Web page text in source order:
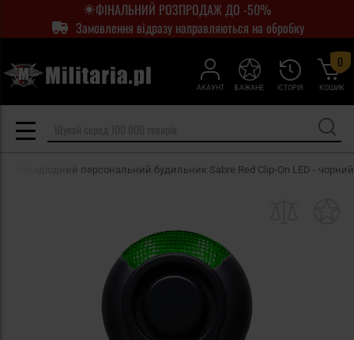
ФІНАЛЬНИЙ РОЗПРОДАЖ ДО -50%
Замовлення відразу направляються на обробку
АКАУНТ ІСТОРІЯ
БАЖАНЕ КОШИК
0
Світлодіодний персональний будильник Sabre Red Clip-On LED - чорний